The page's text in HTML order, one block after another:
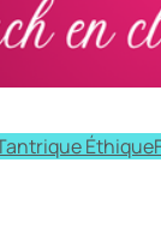
Éthique